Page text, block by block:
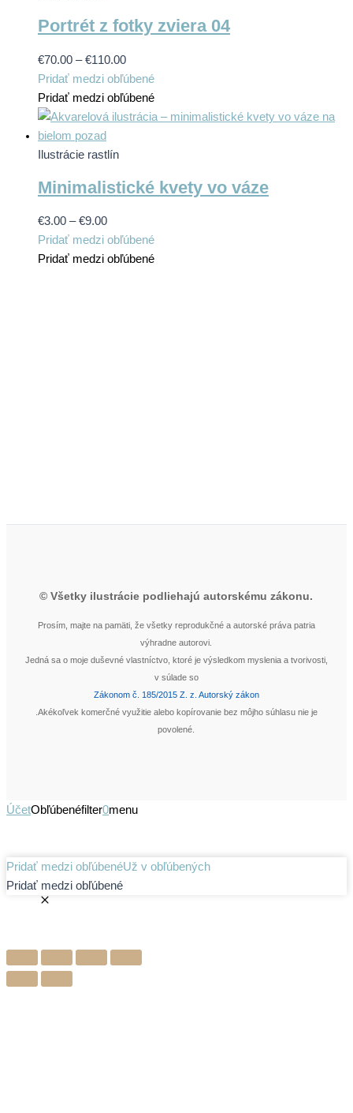
si
vybrať
na
stránke
produktu.
Portrét z fotky zviera 04
€70.00 – €110.00Price
range:
€70.00
through
Tento
produkt
má
viacero
môžete
stránke
produktu.
Pridať medzi obľúbené
Pridať medzi obľúbené
Ilustrácie rastlín
Minimalistické kvety vo váze
€3.00 – €9.00Price
range:
€3.00
Tento
produkt
má
Pridať medzi obľúbené
Pridať medzi obľúbené
© Všetky ilustrácie podliehajú autorskému zákonu.
Prosím, majte na pamäti, že všetky reprodukčné a autorské práva patria
výhradne autorovi.
Jedná sa o moje duševné vlastníctvo, ktoré je výsledkom myslenia a tvorivosti,
v súlade so
Zákonom č. 185/2015 Z. z. Autorský zákon
.Akékoľvek komerčné využitie alebo kopírovanie bez môjho súhlasu nie je
povolené.
ÚčetObľúbenéfilter0menu
Pridať medzi obľúbenéUž v obľúbených
Pridať medzi obľúbené